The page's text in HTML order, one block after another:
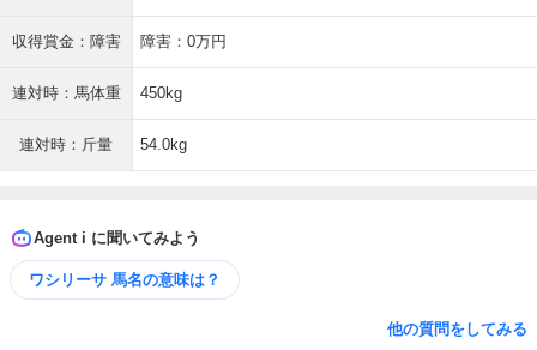
収得賞金：障害 障害：0万円
連対時：馬体重 450kg
連対時：斤量 54.0kg
Agent i に聞いてみよう
ワシリーサ 馬名の意味は？
他の質問をしてみる